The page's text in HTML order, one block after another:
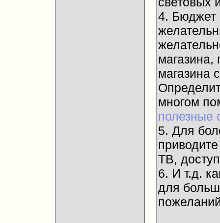
4. Бюджет
магазина,
магазина
многом
полезные
5. Для
ТВ,
6. И т.д.
для